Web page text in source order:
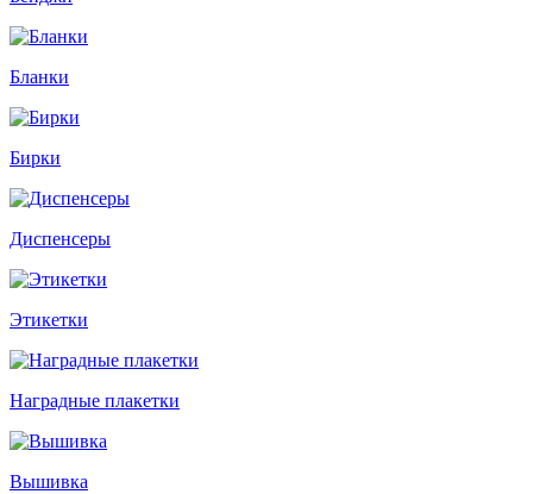
Бланки
Бирки
Диспенсеры
Этикетки
Наградные плакетки
Вышивка